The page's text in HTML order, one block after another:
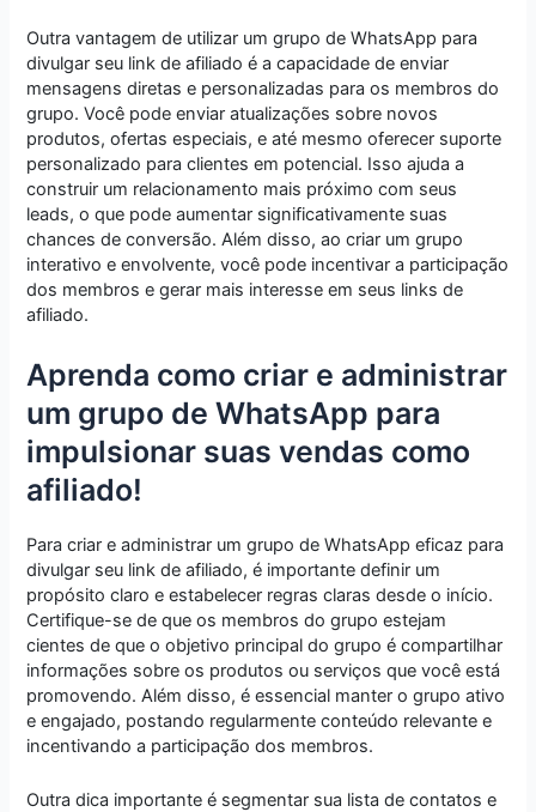
Outra vantagem de utilizar um grupo de WhatsApp para
divulgar seu link de afiliado é a capacidade de enviar
mensagens diretas e personalizadas para os membros do
grupo. Você pode enviar atualizações sobre novos
produtos, ofertas especiais, e até mesmo oferecer suporte
personalizado para clientes em potencial. Isso ajuda a
construir um relacionamento mais próximo com seus
leads, o que pode aumentar significativamente suas
chances de conversão. Além disso, ao criar um grupo
interativo e envolvente, você pode incentivar a participação
dos membros e gerar mais interesse em seus links de
afiliado.
Aprenda como criar e administrar
um grupo de WhatsApp para
impulsionar suas vendas como
afiliado!
Para criar e administrar um grupo de WhatsApp eficaz para
divulgar seu link de afiliado, é importante definir um
propósito claro e estabelecer regras claras desde o início.
Certifique-se de que os membros do grupo estejam
cientes de que o objetivo principal do grupo é compartilhar
informações sobre os produtos ou serviços que você está
promovendo. Além disso, é essencial manter o grupo ativo
e engajado, postando regularmente conteúdo relevante e
incentivando a participação dos membros.
Outra dica importante é segmentar sua lista de contatos e